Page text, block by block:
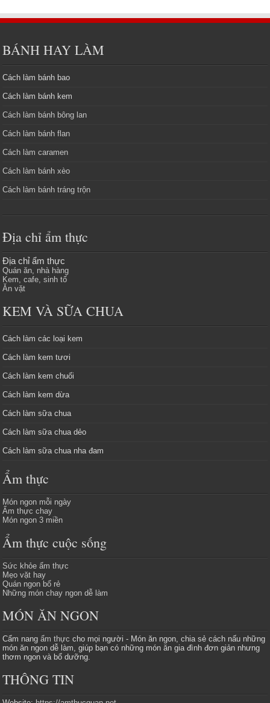
BÁNH HAY LÀM
Cách làm bánh bao
Cách làm bánh kem
Cách làm bánh bông lan
Cách làm bánh flan
Cách làm caramen
Cách làm bánh xèo
Cách làm bánh tráng trộn
Địa chỉ ẩm thực
Địa chỉ ẩm thực
Quán ăn, nhà hàng
Kem, cafe, sinh tố
Ăn vặt
KEM VÀ SỮA CHUA
Cách làm các loại kem
Cách làm kem tươi
Cách làm kem chuối
Cách làm kem dừa
Cách làm sữa chua
Cách làm sữa chua dẻo
Cách làm sữa chua nha đam
Ẩm thực
Món ngon mỗi ngày
Ẩm thực chay
Món ngon 3 miền
Ẩm thực cuộc sống
Sức khỏe ẩm thực
Mẹo vặt hay
Quán ngon bổ rẻ
Những món chay ngon dễ làm
MÓN ĂN NGON
Cẩm nangẩm thực cho mọi người - Món ăn ngon, chia sẻ cách nấu những
món ăn ngon dễ làm, giúp bạn có những món ăn gia đình đơn giản nhưng
thơm ngon và bổ dưỡng.
THÔNG TIN